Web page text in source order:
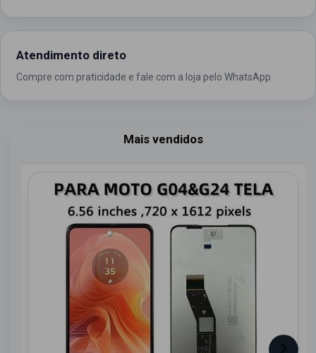
Atendimento direto
Compre com praticidade e fale com a loja pelo WhatsApp.
Mais vendidos